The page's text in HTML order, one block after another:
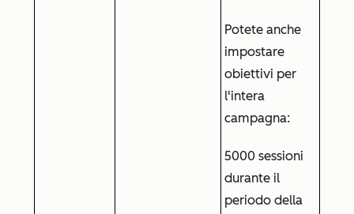
Potete anche
impostare
obiettivi per
l'intera
campagna:
5000 sessioni
durante il
periodo della